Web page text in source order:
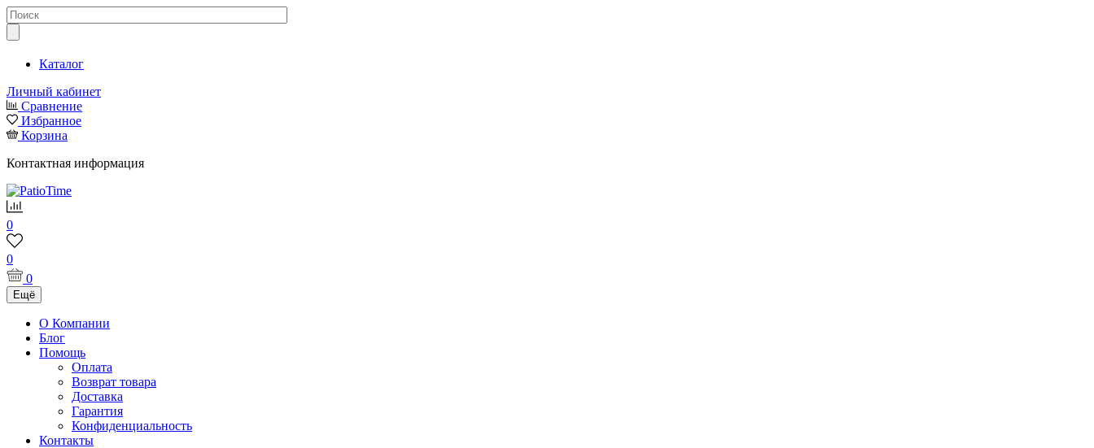
Каталог
Личный кабинет
Сравнение
Избранное
Корзина
Контактная информация
0
0
0
Ещё
О Компании
Блог
Помощь
Оплата
Возврат товара
Доставка
Гарантия
Конфиденциальность
Контакты